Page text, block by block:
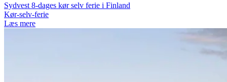
Sydvest 8-dages kør selv ferie i Finland
Kør-selv-ferie
Læs mere